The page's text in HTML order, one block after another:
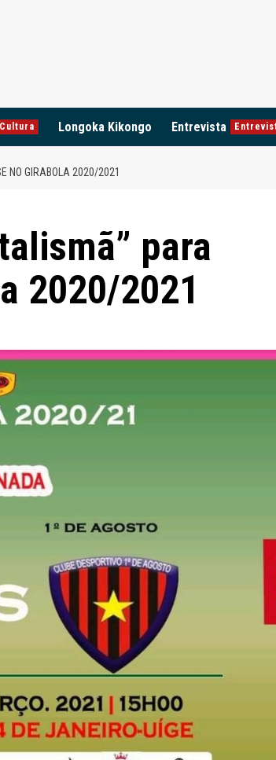
Cultura Longoka Kikongo Entrevista
NO GIRABOLA 2020/2021
para
2020/2021